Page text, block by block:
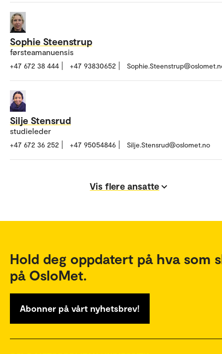
Sophie Steenstrup
førsteamanuensis
+47 672 38 444 +47 93830652
Silje Stensrud
studieleder
+47 672 36 252 +47 95054846 Silje.Stensrud@oslomet.no
Vis flere ansatte
Hold deg oppdatert på hva som
på OsloMet.
Abonner på vårt nyhetsbrev!